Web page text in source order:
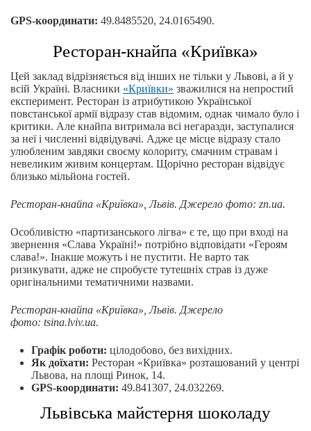
GPS-координати: 49.8485520, 24.0165490.
Ресторан-кнайпа «Криївка»
Цей заклад відрізняється від інших не тільки у Львові, а й у
всій Україні. Власники «Криївки» зважилися на непростий
експеримент. Ресторан із атрибутикою Української
повстанської армії відразу став відомим, однак чимало було і
критики. Але кнайпа витримала всі негаразди, заступалися
за неї і численні відвідувачі. Адже це місце відразу стало
улюбленим завдяки своєму колориту, смачним стравам і
невеликим живим концертам. Щорічно ресторан відвідує
близько мільйона гостей.
Ресторан-кнайпа «Криївка», Львів. Джерело фото: zn.ua.
Особливістю «партизанського лігва» є те, що при вході на
звернення «Слава Україні!» потрібно відповідати «Героям
слава!». Інакше можуть і не пустити. Не варто так
ризикувати, адже не спробуєте тутешніх страв із дуже
оригінальними тематичними назвами.
Ресторан-кнайпа «Криївка», Львів. Джерело
фото: tsina.lviv.ua.
Графік роботи: цілодобово, без вихідних.
Як доїхати: Ресторан «Криївка» розташований у центрі
Львова, на площі Ринок, 14.
GPS-координати: 49.841307, 24.032269.
Львівська майстерня шоколаду